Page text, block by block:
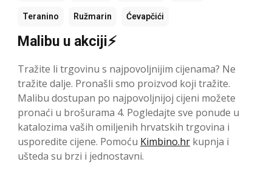
Teranino Ružmarin Ćevapčići
Malibu u akciji⚡
Tražite li trgovinu s najpovoljnijim cijenama? Ne
tražite dalje. Pronašli smo proizvod koji tražite.
Malibu dostupan po najpovoljnijoj cijeni možete
pronaći u brošurama 4. Pogledajte sve ponude u
katalozima vaših omiljenih hrvatskih trgovina i
usporedite cijene. Pomoću Kimbino.hr kupnja i
ušteda su brzi i jednostavni.